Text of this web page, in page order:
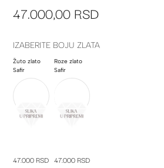
of
gallery
47.000,00 RSD
IZABERITE BOJU ZLATA
Žuto zlato
Safir
47.000 RSD
Roze zlato
Safir
47.000 RSD